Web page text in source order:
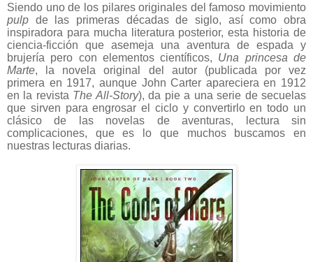
Siendo uno de los pilares originales del famoso movimiento
pulp de las primeras décadas de siglo, así como obra
inspiradora para mucha literatura posterior, esta historia de
ciencia-ficción que asemeja una aventura de espada y
brujería pero con elementos científicos, Una princesa de
Marte, la novela original del autor (publicada por vez
primera en 1917, aunque John Carter apareciera en 1912
en la revista The All-Story), da pie a una serie de secuelas
que sirven para engrosar el ciclo y convertirlo en todo un
clásico de las novelas de aventuras, lectura sin
complicaciones, que es lo que muchos buscamos en
nuestras lecturas diarias.